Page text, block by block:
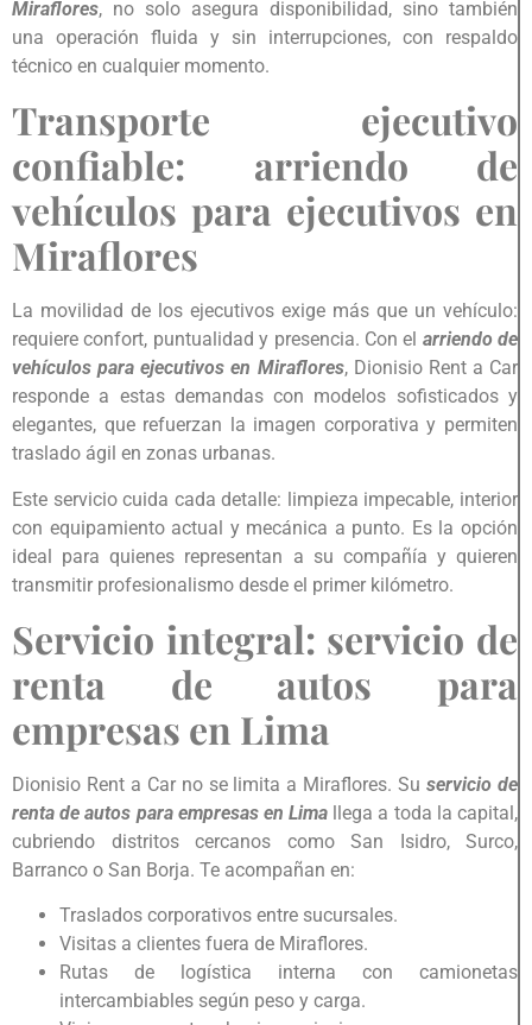
Miraflores, no solo asegura disponibilidad, sino también
una operación fluida y sin interrupciones, con respaldo
técnico en cualquier momento.
Transporte ejecutivo
confiable: arriendo de
vehículos para ejecutivos en
Miraflores
La movilidad de los ejecutivos exige más que un vehículo:
requiere confort, puntualidad y presencia. Con el arriendo de
vehículos para ejecutivos en Miraflores, Dionisio Rent a Car
responde a estas demandas con modelos sofisticados y
elegantes, que refuerzan la imagen corporativa y permiten
traslado ágil en zonas urbanas.
Este servicio cuida cada detalle: limpieza impecable, interior
con equipamiento actual y mecánica a punto. Es la opción
ideal para quienes representan a su compañía y quieren
transmitir profesionalismo desde el primer kilómetro.
Servicio integral: servicio de
renta de autos para
empresas en Lima
Dionisio Rent a Car no se limita a Miraflores. Suservicio de
renta de autos para empresas en Lima llega a toda la capital,
cubriendo distritos cercanos como San Isidro, Surco,
Barranco o San Borja. Te acompañan en:
Traslados corporativos entre sucursales.
Visitas a clientes fuera de Miraflores.
Rutas de logística interna con camionetas
intercambiables según peso y carga.